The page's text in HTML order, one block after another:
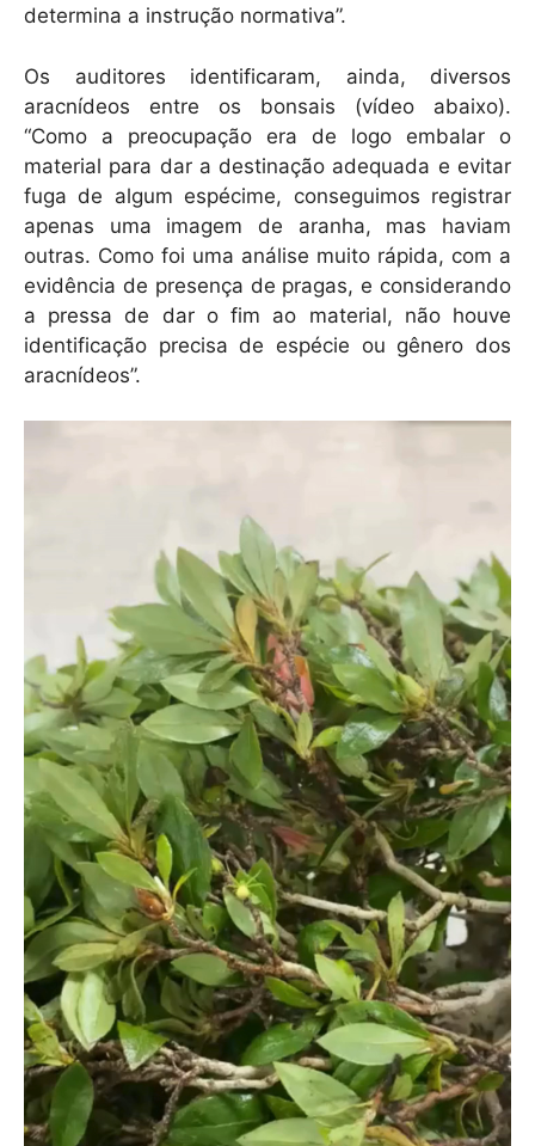
determina a instrução normativa”.
Os auditores identificaram, ainda, diversos
aracnídeos entre os bonsais (vídeo abaixo).
“Como a preocupação era de logo embalar o
material para dar a destinação adequada e evitar
fuga de algum espécime, conseguimos registrar
apenas uma imagem de aranha, mas haviam
outras. Como foi uma análise muito rápida, com a
evidência de presença de pragas, e considerando
a pressa de dar o fim ao material, não houve
identificação precisa de espécie ou gênero dos
aracnídeos”.